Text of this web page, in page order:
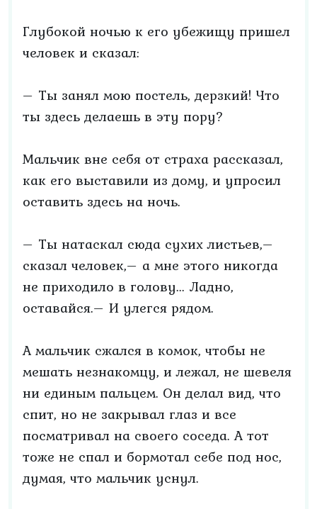
Глубокой ночью к его убежищу пришел
человек и сказал:
– Ты занял мою постель, дерзкий! Что
ты здесь делаешь в эту пору?
Мальчик вне себя от страха рассказал,
как его выставили из дому, и упросил
оставить здесь на ночь.
– Ты натаскал сюда сухих листьев,–
сказал человек,– а мне этого никогда
не приходило в голову... Ладно,
оставайся.– И улегся рядом.
А мальчик сжался в комок, чтобы не
мешать незнакомцу, и лежал, не шевеля
ни единым пальцем. Он делал вид, что
спит, но не закрывал глаз и все
посматривал на своего соседа. А тот
тоже не спал и бормотал себе под нос,
думая, что мальчик уснул.